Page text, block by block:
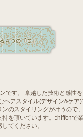
です。 卓越した技術と感性
ヘアスタイル(デザイン&ケア
のスタイリングが叶うので
を頂いています。chiffonで
てください。